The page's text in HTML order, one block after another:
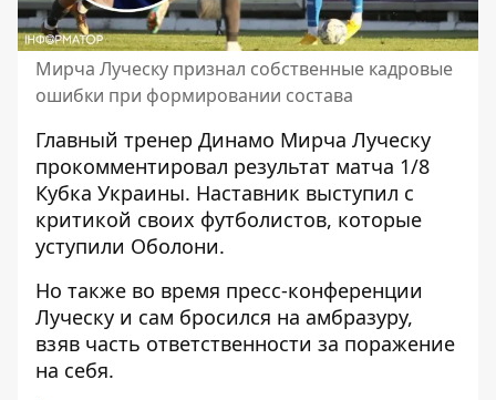
Мирча Луческу признал собственные кадровые
ошибки при формировании состава
Главный тренер Динамо Мирча Луческу
прокомментировал результат матча 1/8
Кубка Украины. Наставник выступил с
критикой своих футболистов, которые
уступили Оболони.
Но также во время пресс-конференции
Луческу и сам бросился на амбразуру,
взяв часть ответственности за поражение
на себя.